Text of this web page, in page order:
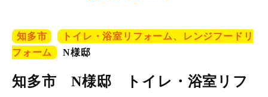
知多市
トイレ・浴室リフォーム、レンジフードリ
フォーム
N様邸
知多市 N様邸 トイレ・浴室リフ